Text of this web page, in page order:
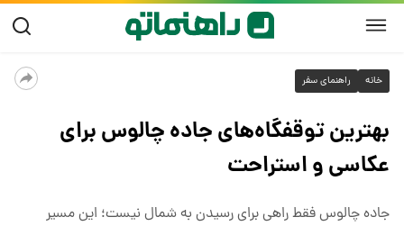
خانه راهنمای سفر
بهترین توقفگاه‌های جاده چالوس برای
عکاسی و استراحت
جاده چالوس فقط راهی برای رسیدن به شمال نیست؛ این مسیر